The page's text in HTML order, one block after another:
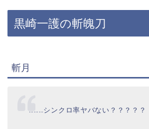
黒崎一護の斬魄刀
斬月
………シンクロ率ヤバない？？？？？